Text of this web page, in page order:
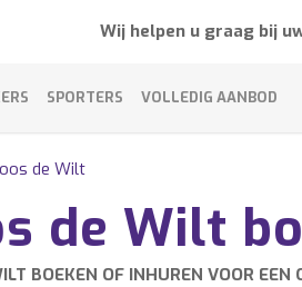
Wij helpen u graag bij
SPORTERS VOLLEDIG AANBOD
de Wilt
de Wilt
BOEKEN OF INHUREN VOOR EEN